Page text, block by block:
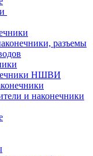
разъемы
НШВИ
и наконечники